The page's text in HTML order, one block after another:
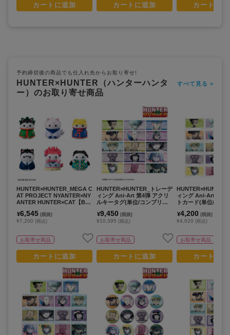
カートに追加 カートに追加 カートに
予約締切後の商品でも仕入れ先からお取り寄せ!
HUNTER×HUNTER（ハンターハンタ
ー）のお取り寄せ商品
すべて見る >
HUNTER×HUNTER_MEGA C
AT PROJECT NYANTER×NY
ANTER HUNTER×CAT【BO
¥6,545 (税抜)
¥7,200 (税込)
お取寄せ商品
カートに追加
HUNTER×HUNTER_トレーデ
ィング Ani-Art 第4弾 アクリ
ルキータグ(単位/コンプリー
¥9,450 (税抜)
¥10,395 (税込)
お取寄せ商品
カートに追加
ィング Ani-Art 第4
トカード(単位/コン
¥4,200 (税抜)
¥4,620 (税込)
お取寄せ商品
カートに